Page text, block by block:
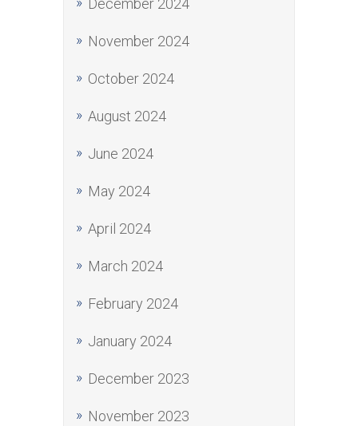
December 2024
November 2024
October 2024
August 2024
June 2024
May 2024
April 2024
March 2024
February 2024
January 2024
December 2023
November 2023